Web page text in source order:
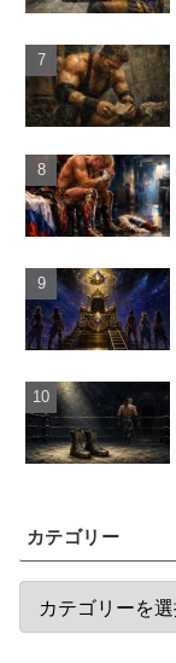
カテゴリー